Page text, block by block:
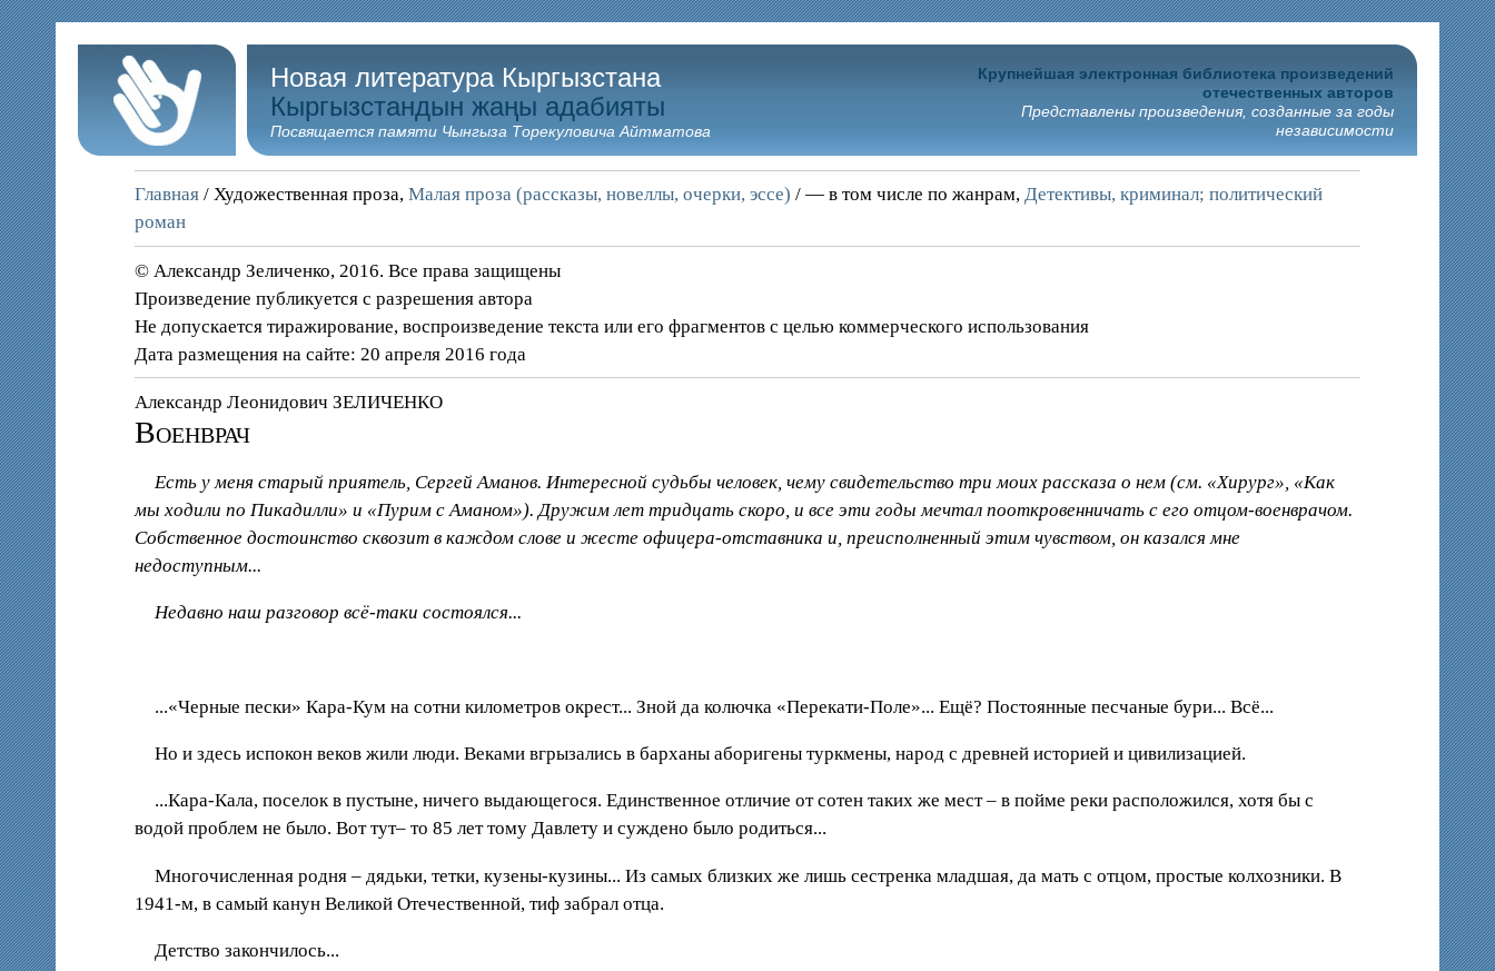
Новая литература Кыргызстана
Кыргызстандын жаңы адабияты
Посвящается памяти Чынгыза Торекуловича Айтматова
Крупнейшая электронная библиотека произведений
отечественных авторов
Представлены произведения, созданные за годы
независимости
Главная / Художественная проза,Малая проза (рассказы, новеллы, очерки, эссе) / — в том числе по жанрам,Детективы, криминал; политический
роман
© Александр Зеличенко, 2016. Все права защищены
Произведение публикуется с разрешения автора
Не допускается тиражирование, воспроизведение текста или его фрагментов с целью коммерческого использования
Дата размещения на сайте: 20 апреля 2016 года
Александр Леонидович ЗЕЛИЧЕНКО
Военврач
Есть у меня старый приятель, Сергей Аманов. Интересной судьбы человек, чему свидетельство три моих рассказа о нем (см. «Хирург», «Как
мы ходили по Пикадилли» и «Пурим с Аманом»). Дружим лет тридцать скоро, и все эти годы мечтал пооткровенничать с его отцом-военврачом.
Собственное достоинство сквозит в каждом слове и жесте офицера-отставника и, преисполненный этим чувством, он казался мне
недоступным...
Недавно наш разговор всё-таки состоялся...
...«Черные пески» Кара-Кум на сотни километров окрест... Зной да колючка «Перекати-Поле»... Ещё? Постоянные песчаные бури... Всё...
Но и здесь испокон веков жили люди. Веками вгрызались в барханы аборигены туркмены, народ с древней историей и цивилизацией.
...Кара-Кала, поселок в пустыне, ничего выдающегося. Единственное отличие от сотен таких же мест – в пойме реки расположился, хотя бы с
водой проблем не было. Вот тут– то 85 лет тому Давлету и суждено было родиться...
Многочисленная родня – дядьки, тетки, кузены-кузины... Из самых близких же лишь сестренка младшая, да мать с отцом, простые колхозники. В
1941-м, в самый канун Великой Отечественной, тиф забрал отца.
Детство закончилось...